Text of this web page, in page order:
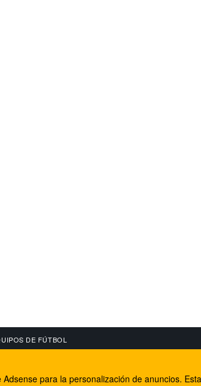
DE FÚTBOL
Facebook
Internet Rural
para la personalización de anuncios.